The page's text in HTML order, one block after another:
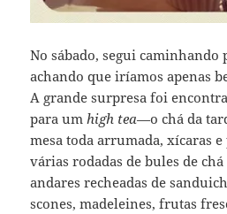
No sábado, segui caminhando
achando que iríamos apenas
A grande surpresa foi
para um high tea—o chá da
mesa toda arrumada, xícaras
várias rodadas de bules de chá
andares recheadas de
scones, madeleines, frutas